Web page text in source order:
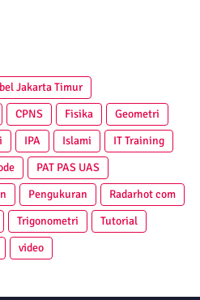
Jakarta Timur
CPNS Fisika
Geometri
IPA Islami
IT Training
PAT PAS UAS
Pengukuran
Radarhot com
Trigonometri
Tutorial
video